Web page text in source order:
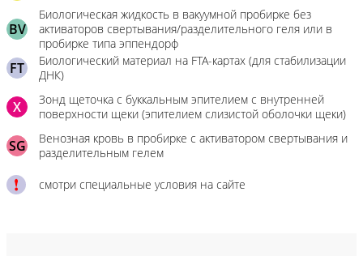
BV
Биологическая жидкость в вакуумной пробирке без
активаторов свертывания/разделительного геля или в
пробирке типа эппендорф
FT
Биологический материал на FTA-картах (для стабилизации
ДНК)
X
Зонд щеточка с буккальным эпителием с внутренней
поверхности щеки (эпителием слизистой оболочки щеки)
SG
Венозная кровь в пробирке с активатором свертывания и
разделительным гелем
смотри специальные условия на сайте